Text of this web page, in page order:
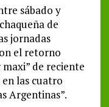
sábado y
de
jornadas
el retorno
de reciente
en las cuatro
Argentinas”.